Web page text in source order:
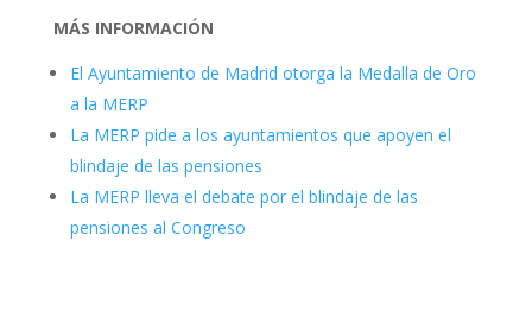
MÁS INFORMACIÓN
El Ayuntamiento de Madrid otorga la Medalla de Oro
a la MERP
La MERP pide a los ayuntamientos que apoyen el
blindaje de las pensiones
La MERP lleva el debate por el blindaje de las
pensiones al Congreso